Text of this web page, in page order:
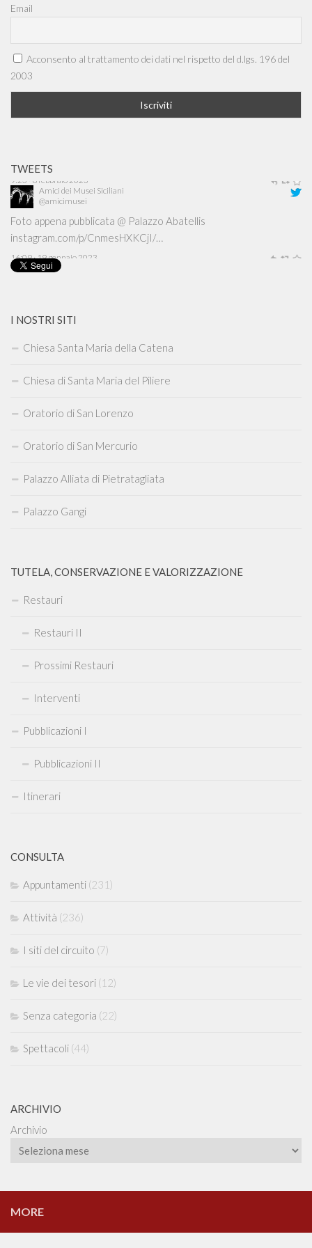
Email
Acconsento al trattamento dei dati nel rispetto del d.lgs. 196 del
2003
TWEETS
Amici dei Musei Siciliani
@amicimusei
Foto appena pubblicata @ Palazzo Abatellis
instagram.com/p/CnmesHXKCjI/…
16:09 · 19 gennaio 2023
I NOSTRI SITI
Chiesa Santa Maria della Catena
Chiesa di Santa Maria del Piliere
Oratorio di San Lorenzo
Oratorio di San Mercurio
Palazzo Alliata di Pietratagliata
Palazzo Gangi
TUTELA, CONSERVAZIONE E VALORIZZAZIONE
Restauri
Restauri II
Prossimi Restauri
Interventi
Pubblicazioni I
Pubblicazioni II
Itinerari
CONSULTA
Appuntamenti (231)
Attività (236)
I siti del circuito (7)
Le vie dei tesori (12)
Senza categoria (22)
Spettacoli (44)
ARCHIVIO
Archivio
MORE